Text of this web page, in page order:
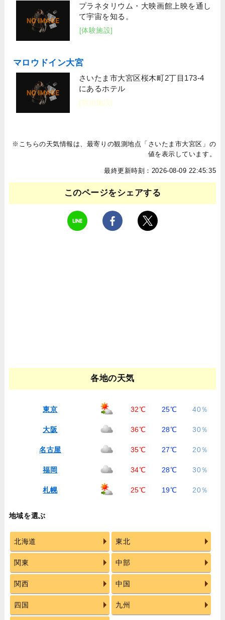
プラネタリウム・大映画館上映を通し
て宇宙を知る。
[体験施設]
マロウドイン大宮
さいたま市大宮区桜木町2丁目173-4
にあるホテル
[宿泊施設]
※こちらの天気情報は、最寄りの観測地点「さいたま市大宮区」の
値を表示しています。
最終更新時刻：2026-08-09 22:45:35
このページをシェアする
各地の天気
東京 32℃ 25℃ 40％
大阪 36℃ 28℃ 30％
名古屋 35℃ 27℃ 20％
福岡 34℃ 28℃ 30％
札幌 25℃ 19℃ 20％
地域を選ぶ
北海道 東北
関東 中部
関西 中国
四国 九州